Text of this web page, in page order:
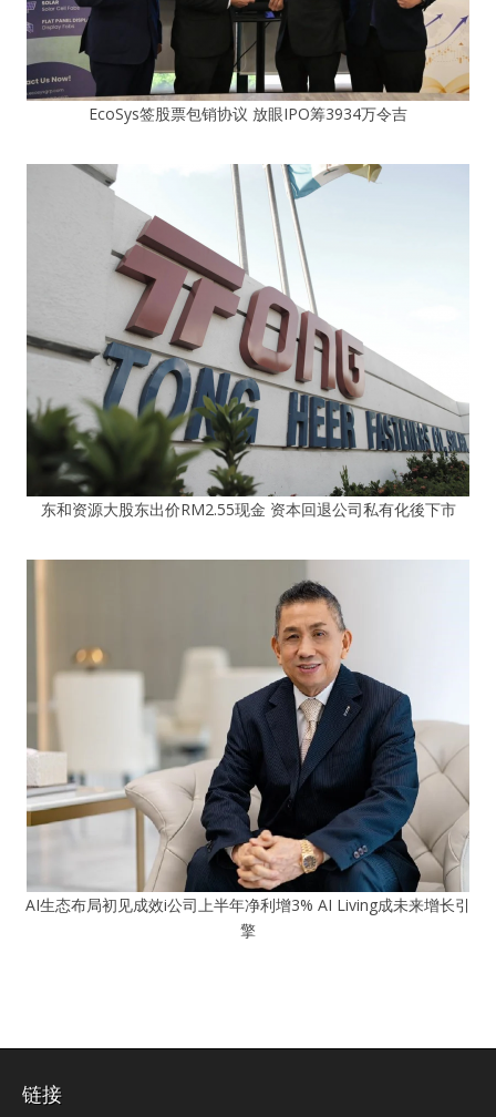
EcoSys签股票包销协议 放眼IPO筹3934万令吉
东和资源大股东出价RM2.55现金 资本回退公司私有化後下市
AI生态布局初见成效i公司上半年净利增3% AI Living成未来增长引
擎
链接